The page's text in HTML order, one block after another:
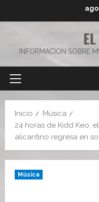
INFORMACIÓN SOBRE
Menú
Inicio
Música
24 horas de Kidd Keo,
alicantino regresa en
Música